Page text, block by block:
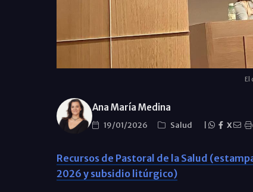
El
Ana María Medina
19/01/2026 Salud X
Recursos de Pastoral de la Salud
2026 y subsidio litúrgico)